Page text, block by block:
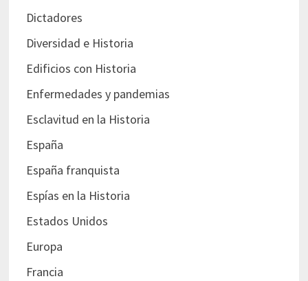
Dictadores
Diversidad e Historia
Edificios con Historia
Enfermedades y pandemias
Esclavitud en la Historia
España
España franquista
Espías en la Historia
Estados Unidos
Europa
Francia